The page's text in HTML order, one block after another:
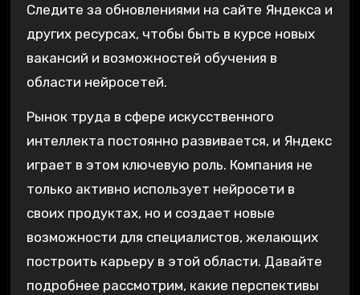
Следите за обновлениями на сайте Яндекса и
других ресурсах, чтобы быть в курсе новых
вакансий и возможностей обучения в
области нейросетей.
Рынок труда в сфере искусственного
интеллекта постоянно развивается, и Яндекс
играет в этом ключевую роль. Компания не
только активно использует нейросети в
своих продуктах, но и создает новые
возможности для специалистов, желающих
построить карьеру в этой области. Давайте
подробнее рассмотрим, какие перспективы